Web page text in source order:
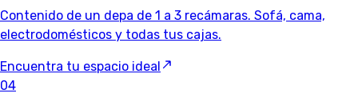
Contenido de un depa de 1 a 3 recámaras. Sofá, cama,
electrodomésticos y todas tus cajas.
Encuentra tu espacio ideal
04